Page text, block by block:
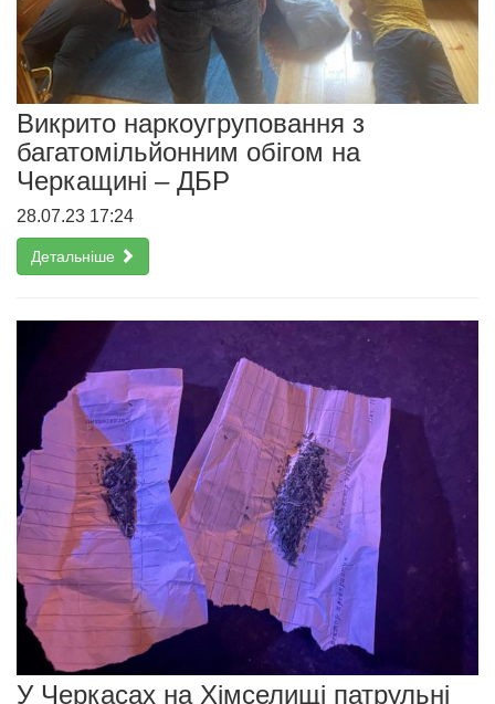
Викрито наркоугруповання з
багатомільйонним обігом на
Черкащині – ДБР
28.07.23 17:24
Детальніше
У Черкасах на Хімселищі патрульні